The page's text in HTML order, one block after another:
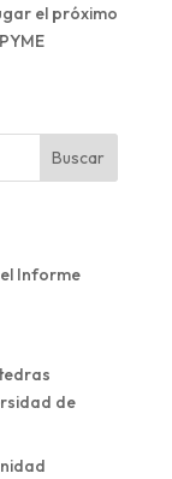
el próximo
Buscar
Informe
de